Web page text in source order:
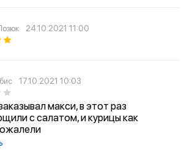
24.10.2021 11:00
17.10.2021 10:03
макси, в этот раз
с салатом, и курицы как